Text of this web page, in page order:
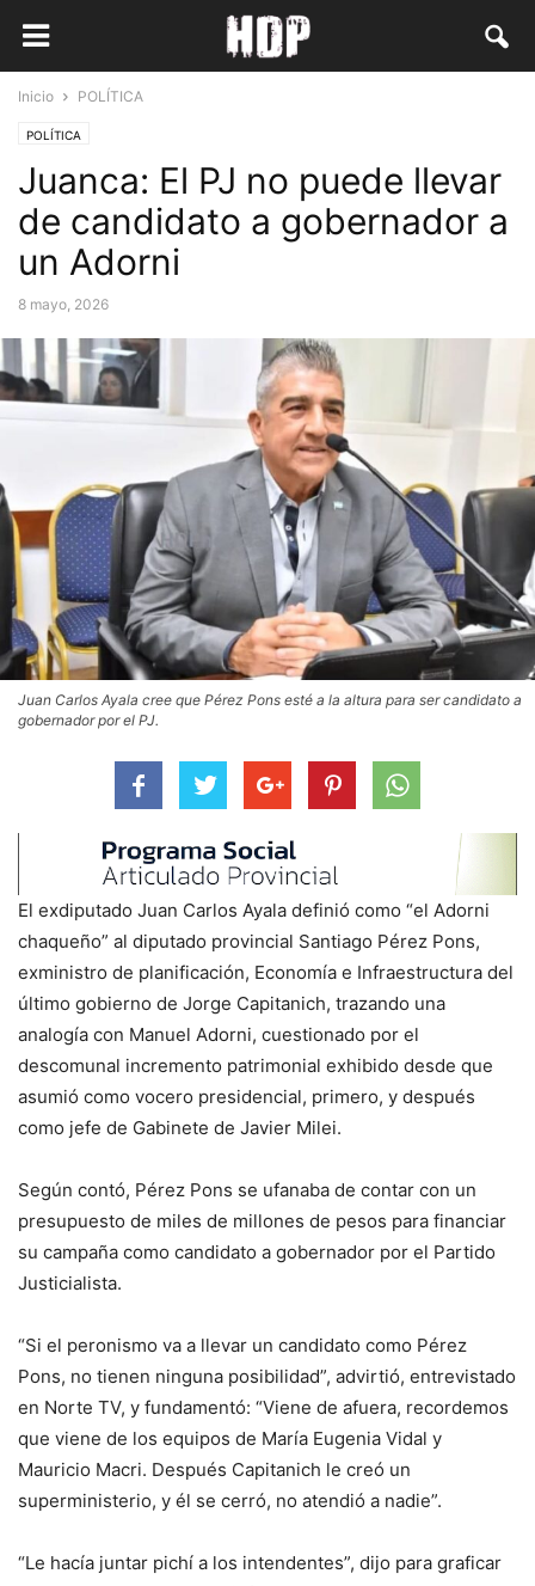
Inicio POLÍTICA
POLÍTICA
Juanca: El PJ no puede llevar
de candidato a gobernador a
un Adorni
8 mayo, 2026
Juan Carlos Ayala cree que Pérez Pons esté a la altura para ser candidato a
gobernador por el PJ.
El exdiputado Juan Carlos Ayala definió como “el Adorni
chaqueño” al diputado provincial Santiago Pérez Pons,
exministro de planificación, Economía e Infraestructura del
último gobierno de Jorge Capitanich, trazando una
analogía con Manuel Adorni, cuestionado por el
descomunal incremento patrimonial exhibido desde que
asumió como vocero presidencial, primero, y después
como jefe de Gabinete de Javier Milei.
Según contó, Pérez Pons se ufanaba de contar con un
presupuesto de miles de millones de pesos para financiar
su campaña como candidato a gobernador por el Partido
Justicialista.
“Si el peronismo va a llevar un candidato como Pérez
Pons, no tienen ninguna posibilidad”, advirtió, entrevistado
en Norte TV, y fundamentó: “Viene de afuera, recordemos
que viene de los equipos de María Eugenia Vidal y
Mauricio Macri. Después Capitanich le creó un
superministerio, y él se cerró, no atendió a nadie”.
“Le hacía juntar pichí a los intendentes”, dijo para graficar